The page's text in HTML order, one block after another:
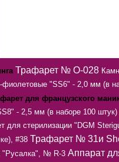
Трафарет № О-028
фиолетовые "SS6" - 2,0 мм (в
для французского
- 2,5 мм (в наборе 100 штук)
для стерилизации "DGM
#38 Трафарет № 31и
"Русалка", № R-3 Аппарат